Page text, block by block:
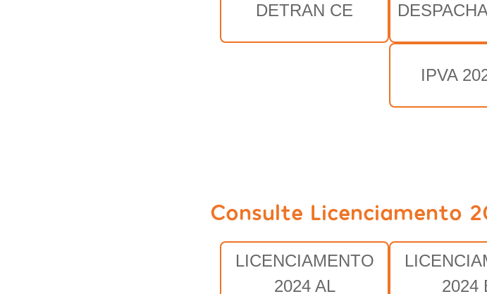
DETRAN CE
IPVA
Consulte Licenciamento
LICENCIAMENTO
2024 AL
2024